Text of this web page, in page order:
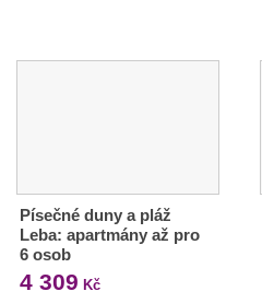
Písečné duny a pláž
Leba: apartmány až pro
6 osob
4 309 Kč